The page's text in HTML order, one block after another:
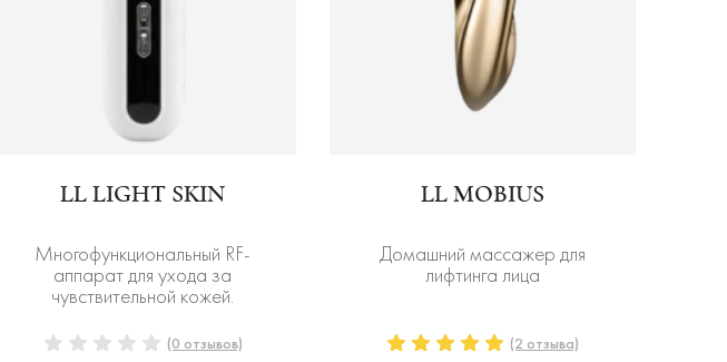
LL LIGHT SKIN
Многофункциональный RF-
аппарат для ухода за
чувствительной кожей.
(0 отзывов)
LL MOBIUS
Домашний массажер для
лифтинга лица
(2 отзыва)